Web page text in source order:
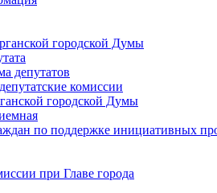
городской Думы
депутатов
комиссии
городской Думы
по поддержке инициативных
при Главе города